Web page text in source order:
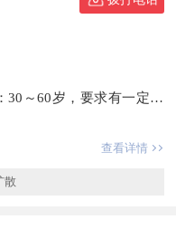
30～60岁，要求有一定的
鲜族优先，
，
查看详情
散